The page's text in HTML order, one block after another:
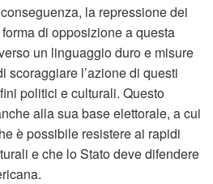
la repressione dei
di opposizione a questa
un linguaggio duro e misure
scoraggiare l’azione di questi
politici e culturali. Questo
alla sua base elettorale, a cui
è possibile resistere ai rapidi
e che lo Stato deve difendere